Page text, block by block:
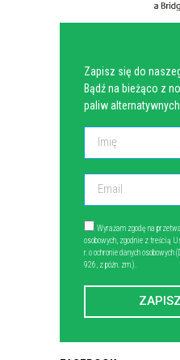
Zapisz się do
Bądź na bieżąco z
paliw alternatywnych
Wyrażam zgodę na
osobowych, zgodnie z treścią
r. o ochronie danych osobowych
926, z późn. zm.).